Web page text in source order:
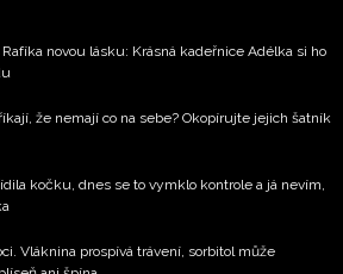
novou lásku: Krásná kadeřnice Adélka si ho
že nemají co na sebe? Okopírujte jejich šatník
kočku, dnes se to vymklo kontrole a já nevím,
Vláknina prospívá trávení, sorbitol může